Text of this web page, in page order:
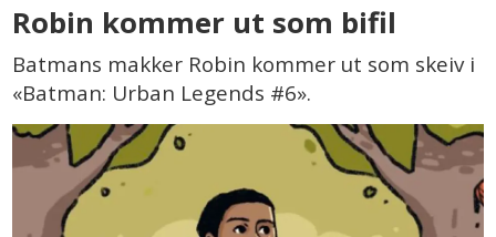
Robin kommer ut som bifil
Batmans makker Robin kommer ut som skeiv i
«Batman: Urban Legends #6».